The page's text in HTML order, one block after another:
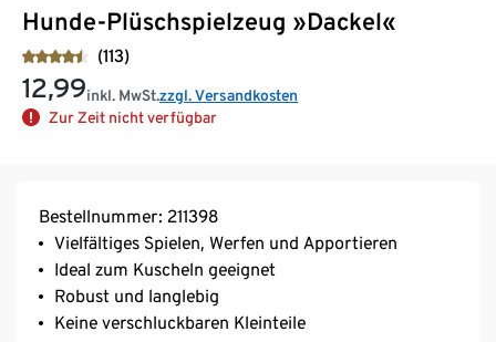
Hunde-Plüschspielzeug »Dackel«
(113)
12,99inkl. MwSt.zzgl. Versandkosten
Zur Zeit nicht verfügbar
Bestellnummer: 211398
Vielfältiges Spielen, Werfen und Apportieren
Ideal zum Kuscheln geeignet
Robust und langlebig
Keine verschluckbaren Kleinteile